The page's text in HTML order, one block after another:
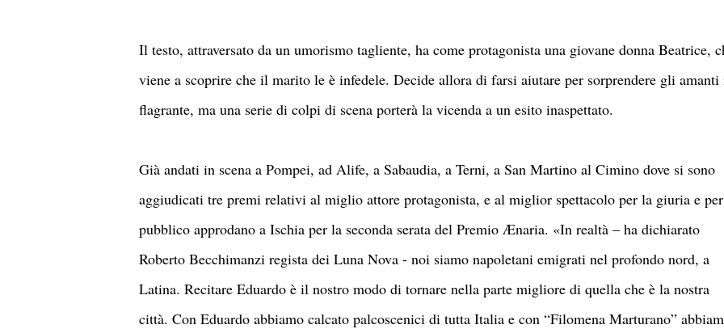
Il testo, attraversato da un umorismo tagliente, ha come protagonista una giovane donna Beatrice,
viene a scoprire che il marito le è infedele. Decide allora di farsi aiutare per sorprendere gli amanti
flagrante, ma una serie di colpi di scena porterà la vicenda a un esito inaspettato.
Già andati in scena a Pompei, ad Alife, a Sabaudia, a Terni, a San Martino al Cimino dove si sono
aggiudicati tre premi relativi al miglio attore protagonista, e al miglior spettacolo per la giuria e
pubblico approdano a Ischia per la seconda serata del Premio Ænaria. «In realtà – ha dichiarato
Roberto Becchimanzi regista dei Luna Nova - noi siamo napoletani emigrati nel profondo nord, a
Latina. Recitare Eduardo è il nostro modo di tornare nella parte migliore di quella che è la nostra
città. Con Eduardo abbiamo calcato palcoscenici di tutta Italia e con “Filomena Marturano”